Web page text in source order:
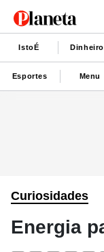
IstoÉ Dinheiro
Esportes Menu
Curiosidades
Energia